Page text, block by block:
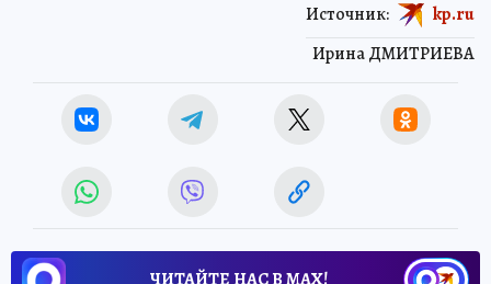
Ирина ДМИТРИЕВА
Источник: kp.ru